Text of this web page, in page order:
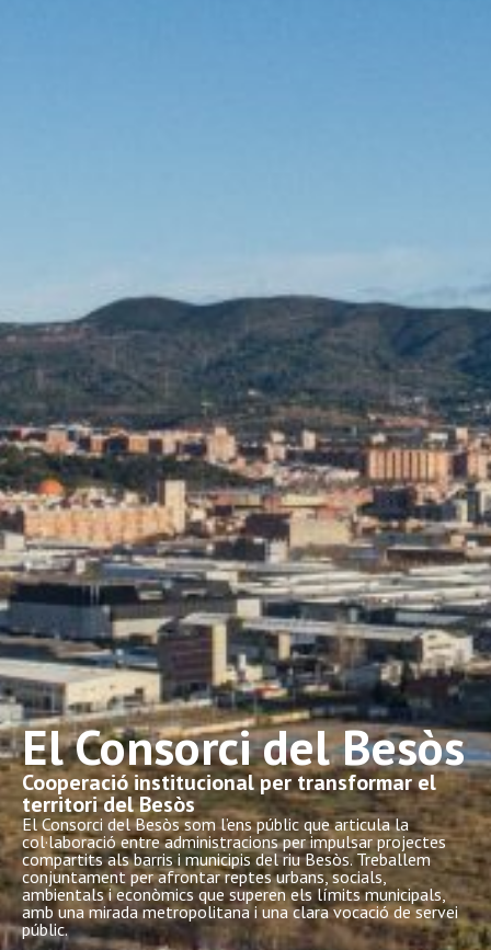
El Consorci del Besòs
Cooperació institucional per transformar el
territori del Besòs
El Consorci del Besòs som l’ens públic que articula la
col·laboració entre administracions per impulsar projectes
compartits als barris i municipis del riu Besòs. Treballem
conjuntament per afrontar reptes urbans, socials,
ambientals i econòmics que superen els límits municipals,
amb una mirada metropolitana i una clara vocació de servei
públic.